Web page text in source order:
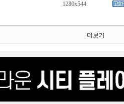
1280x544
더보기